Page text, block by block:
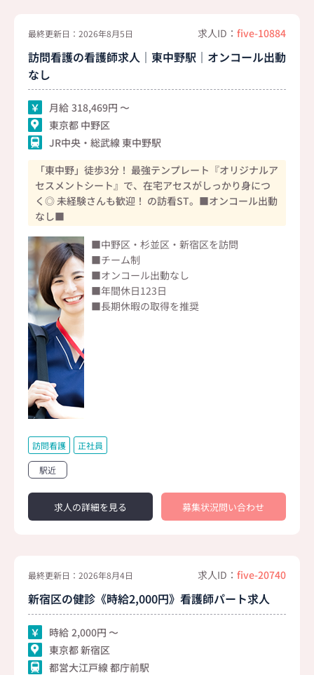
最終更新日：2026年8月5日 求人ID： five-10884
訪問看護の看護師求人｜東中野駅｜オンコール出動
なし
月給 318,469
東京都 中野区
JR中央・総武線 東中野駅
「東中野」徒歩3分！ 最強テンプレート『オリジナルア
セスメントシート』で、在宅アセスがしっかり身につ
く◎ 未経験さんも歓迎！ の訪看ST。■オンコール出動
なし■
■中野区・杉並区・新宿区を訪問
■チーム制
■オンコール出動なし
■年間休日123日
■長期休暇の取得を推奨
訪問看護 正社員
駅近
求人の詳細を見る 募集状況問い合わせ
最終更新日：2026年8月4日 求人ID： five-20740
新宿区の健診《時給2,000円》看護師パート求人
時給 2,000
東京都 新宿区
都営大江戸線 都庁前駅